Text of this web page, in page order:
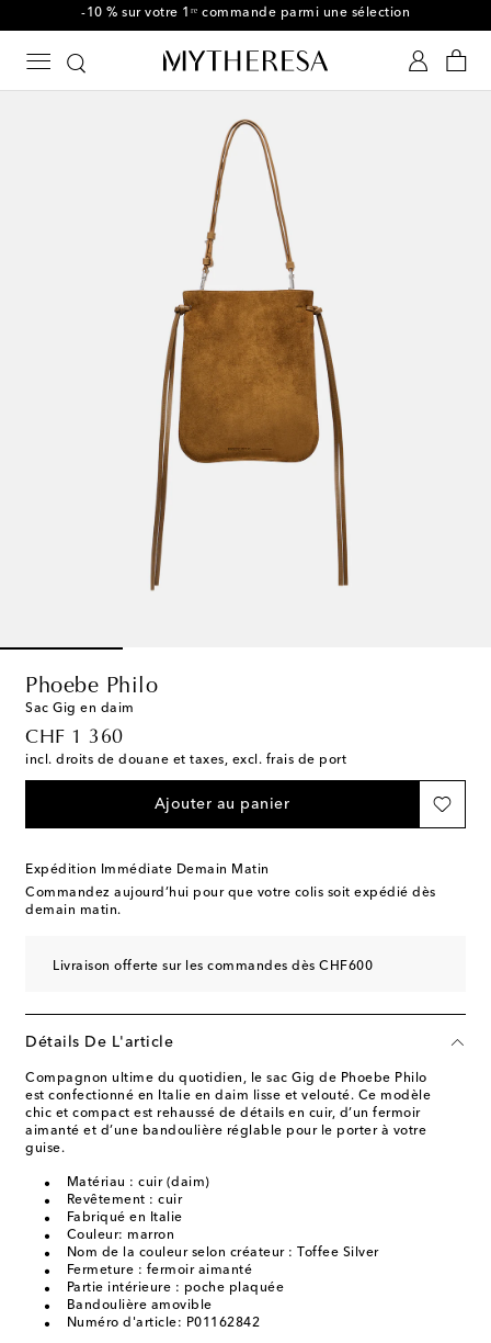
-10 % sur votre 1ʳᵉ commande parmi une sélection
Phoebe Philo
Sac Gig en daim
CHF 1 360
original price
incl. droits de douane et taxes, excl. frais de port
Ajouter au panier
Expédition Immédiate Demain Matin
Commandez aujourd’hui pour que votre colis soit expédié dès
demain matin.
Livraison offerte sur les commandes dès CHF600
Détails De L'article
Compagnon ultime du quotidien, le sac Gig de Phoebe Philo
est confectionné en Italie en daim lisse et velouté. Ce modèle
chic et compact est rehaussé de détails en cuir, d’un fermoir
aimanté et d’une bandoulière réglable pour le porter à votre
guise.
Matériau : cuir (daim)
Revêtement : cuir
Fabriqué en Italie
Couleur: marron
Nom de la couleur selon créateur : Toffee Silver
Fermeture : fermoir aimanté
Partie intérieure : poche plaquée
Bandoulière amovible
Numéro d'article: P01162842